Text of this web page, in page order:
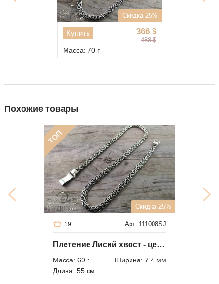
Скидка 25%
366 $
488 $
Купить
Масса: 70 г
Похожие товары
ТОП
Скидка 25%
Арт. 111008SJ
19
Плетение Лисий хвост - цепочка из серебра
Масса: 69 г
Ширина: 7.4 мм
Длина: 55 см